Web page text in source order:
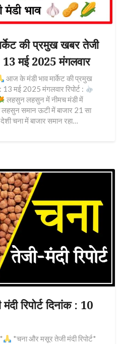
की प्रमुख खबर तेजी
: 13 मई 2025 मंगलवार
आज के मंडी भाव मार्केट की प्रमुख
13 मई 2025 मंगलवार रिपोर्ट :
लहसुन लहसुन में नीमच मंडी में
समान ऊटी में बाजार 21 सा
चना में बाजार समान रहा…
रिपोर्ट दिनांक : 10
*चना और मसूर तेजी मंदी रिपोर्ट*